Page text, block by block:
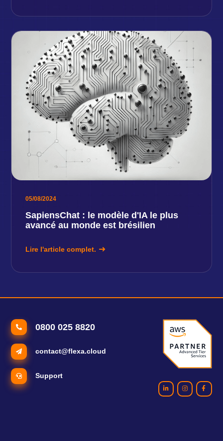
05/08/2024
SapiensChat : le modèle d'IA le plus
avancé au monde est brésilien
Lire l'article complet.
0800 025 8820
contact@flexa.cloud
Support